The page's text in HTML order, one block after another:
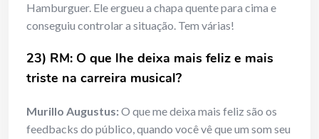
Hamburguer. Ele ergueu a chapa quente para cima e
conseguiu controlar a situação. Tem várias!
23) RM: O que lhe deixa mais feliz e mais
triste na carreira musical?
Murillo Augustus:O que me deixa mais feliz são os
feedbacks do público, quando você vê que um som seu